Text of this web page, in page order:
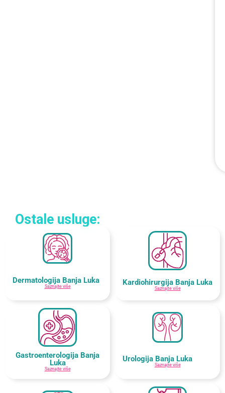
Ostale usluge:
Dermatologija Banja Luka
Saznajte više Kardiohirurgija Banja Luka
Saznajte više
Gastroenterologija Banja
Luka
Saznajte više
Urologija Banja Luka
Saznajte više